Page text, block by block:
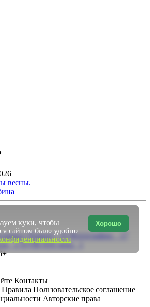
папка ( Разное) 25Фотографии. 17
2XVIII-XIX века 1
Контакты
Правила Пользовательское соглашение
Авторские права
Хорошо
куки, чтобы
сайтом было удобно